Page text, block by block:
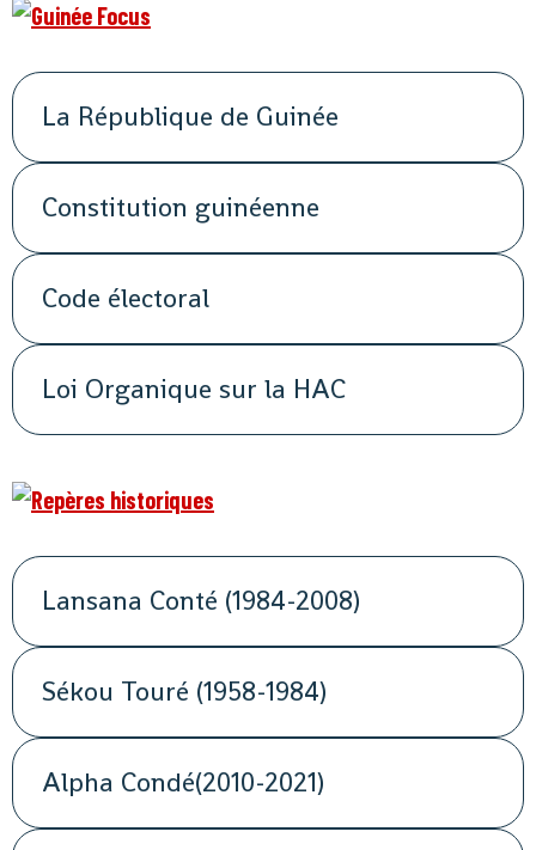
La République de Guinée
Constitution guinéenne
Code électoral
Loi Organique sur la HAC
Lansana Conté (1984-2008)
Sékou Touré (1958-1984)
Alpha Condé(2010-2021)